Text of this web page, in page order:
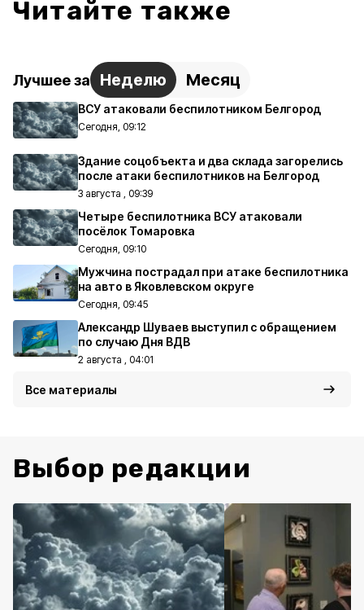
Читайте также
Лучшее за Неделю Месяц
ВСУ атаковали беспилотником Белгород
Сегодня, 09:12
Здание соцобъекта и два склада загорелись
после атаки беспилотников на Белгород
3 августа , 09:39
Четыре беспилотника ВСУ атаковали
посёлок Томаровка
Сегодня, 09:10
Мужчина пострадал при атаке беспилотника
на авто в Яковлевском округе
Сегодня, 09:45
Александр Шуваев выступил с обращением
по случаю Дня ВДВ
2 августа , 04:01
Все материалы
Выбор редакции